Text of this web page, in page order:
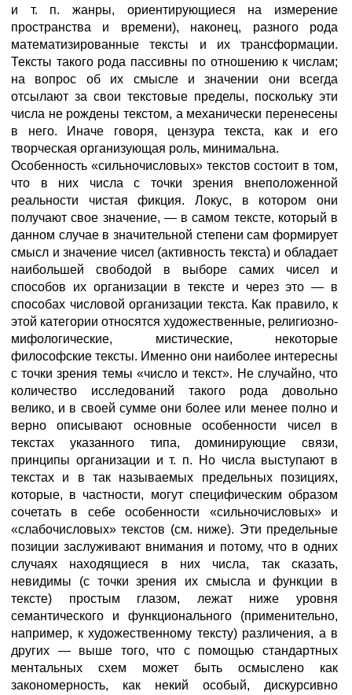
и т. п. жанры, ориентирующиеся на измерение
пространства и времени), наконец, разного рода
математизированные тексты и их трансформации.
Тексты такого рода пассивны по отношению к числам;
на вопрос об их смысле и значении они всегда
отсылают за свои текстовые пределы, поскольку эти
числа не рождены текстом, а механически перенесены
в него. Иначе говоря, цензура текста, как и его
творческая организующая роль, минимальна.
Особенность «сильночисловых» текстов состоит в том,
что в них числа с точки зрения внеположенной
реальности чистая фикция. Локус, в котором они
получают свое значение, — в самом тексте, который в
данном случае в значительной степени сам формирует
смысл и значение чисел (активность текста) и обладает
наибольшей свободой в выборе самих чисел и
способов их организации в тексте и через это — в
способах числовой организации текста. Как правило, к
этой категории относятся художественные, религиозно-
мифологические, мистические, некоторые
философские тексты. Именно они наиболее интересны
с точки зрения темы «число и текст». Не случайно, что
количество исследований такого рода довольно
велико, и в своей сумме они более или менее полно и
верно описывают основные особенности чисел в
текстах указанного типа, доминирующие связи,
принципы организации и т. п. Но числа выступают в
текстах и в так называемых предельных позициях,
которые, в частности, могут специфическим образом
сочетать в себе особенности «сильночисловых» и
«слабочисловых» текстов (см. ниже). Эти предельные
позиции заслуживают внимания и потому, что в одних
случаях находящиеся в них числа, так сказать,
невидимы (с точки зрения их смысла и функции в
тексте) простым глазом, лежат ниже уровня
семантического и функционального (применительно,
например, к художественному тексту) различения, а в
других — выше того, что с помощью стандартных
ментальных схем может быть осмыслено как
закономерность, как некий особый, дискурсивно